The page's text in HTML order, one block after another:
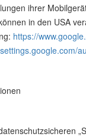
ihrer
in den USA
https://